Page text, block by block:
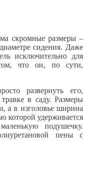
скромные размеры –
сидения. Даже
исключительно для
что он, по сути,
развернуть его,
в саду. Размеры
а в изголовье ширина
которой удерживается
подушечку.
пены с